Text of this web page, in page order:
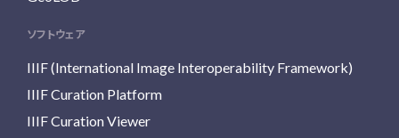
ソフトウェア
IIIF (International Image Interoperability Framework)
IIIF Curation Platform
IIIF Curation Viewer